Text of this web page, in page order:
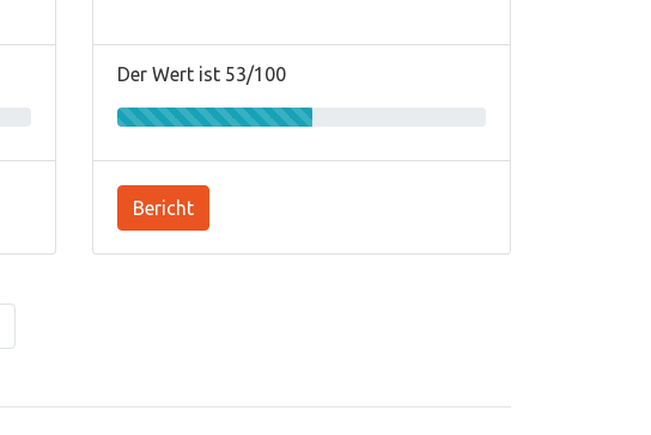
Der Wert ist 53/100
Bericht